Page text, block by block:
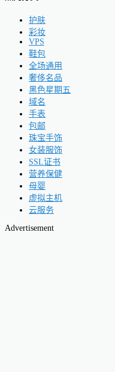
护肤
彩妆
VPS
鞋包
全场通用
奢侈名品
黑色星期五
域名
手表
包邮
珠宝手饰
女装服饰
SSL证书
营养保健
母婴
虚拟主机
云服务
Advertisement